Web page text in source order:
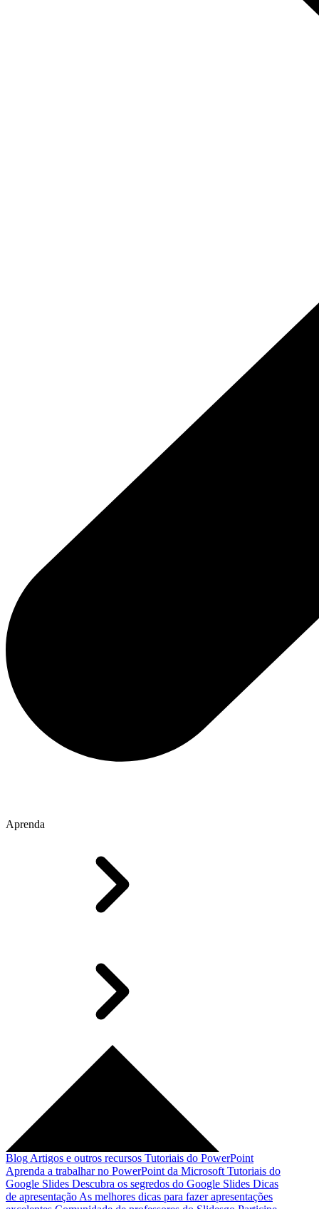
Aprenda
Blog Artigos e outros recursos Tutoriais do PowerPoint
Aprenda a trabalhar no PowerPoint da Microsoft Tutoriais do
Google Slides Descubra os segredos do Google Slides Dicas
de apresentação As melhores dicas para fazer apresentações